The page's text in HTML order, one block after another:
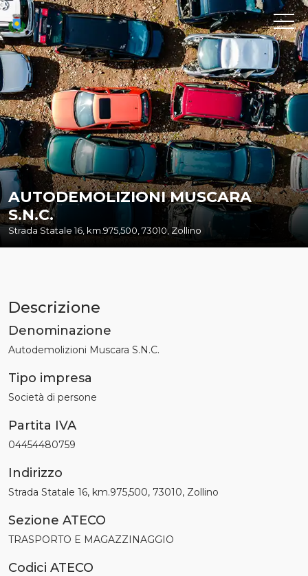
AUTODEMOLIZIONI MUSCARA
S.N.C.
Strada Statale 16, km.975,500, 73010, Zollino
Descrizione
Denominazione
Autodemolizioni Muscara S.N.C.
Tipo impresa
Società di persone
Partita IVA
04454480759
Indirizzo
Strada Statale 16, km.975,500, 73010, Zollino
Sezione ATECO
TRASPORTO E MAGAZZINAGGIO
Codici ATECO